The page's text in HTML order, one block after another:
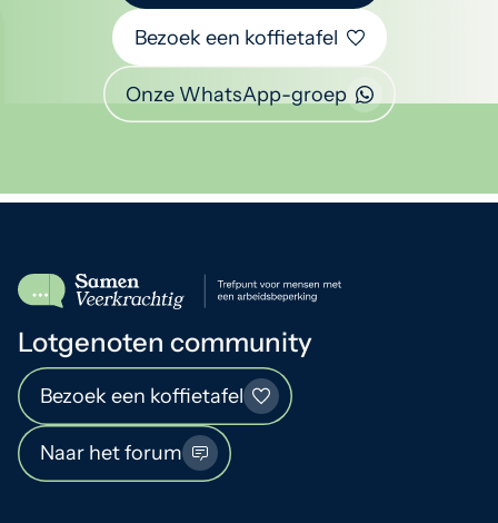
Bezoek een koffietafel
Onze WhatsApp-groep
Lotgenoten community
Bezoek een koffietafel
Naar het forum